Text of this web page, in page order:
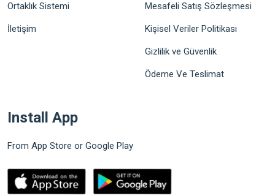
Ortaklık Sistemi
İletişim
Mesafeli Satış Sözleşmesi
Kişisel Veriler Politikası
Gizlilik ve Güvenlik
Ödeme Ve Teslimat
Install App
From App Store or Google Play